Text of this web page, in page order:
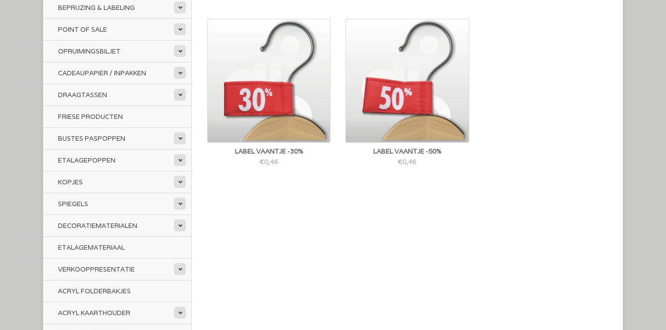
BEPRIJZING & LABELING
POINT OF SALE
OPRUIMINGSBILJET
CADEAUPAPIER / INPAKKEN
DRAAGTASSEN
FRIESE PRODUCTEN
BUSTES PASPOPPEN
ETALAGEPOPPEN
KOPJES
SPIEGELS
DECORATIEMATERIALEN
ETALAGEMATERIAAL
VERKOOPPRESENTATIE
ACRYL FOLDERBAKJES
ACRYL KAARTHOUDER
LABEL VAANTJE -30%
€0,46
LABEL VAANTJE -50%
€0,46